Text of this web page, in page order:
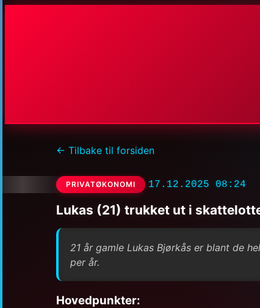
← Tilbake til forsiden
PRIVATØKONOMI 17.12.2025 08:24
Lukas (21) trukket ut i
21 år gamle Lukas Bjørkås er blant de
per år.
Hovedpunkter: